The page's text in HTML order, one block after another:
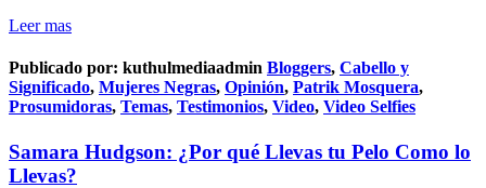
Leer mas
Publicado por: kuthulmediaadmin Bloggers, Cabello y
Significado, Mujeres Negras, Opinión, Patrik Mosquera,
Prosumidoras, Temas, Testimonios, Video, Video Selfies
Samara Hudgson: ¿Por qué Llevas tu Pelo Como lo
Llevas?